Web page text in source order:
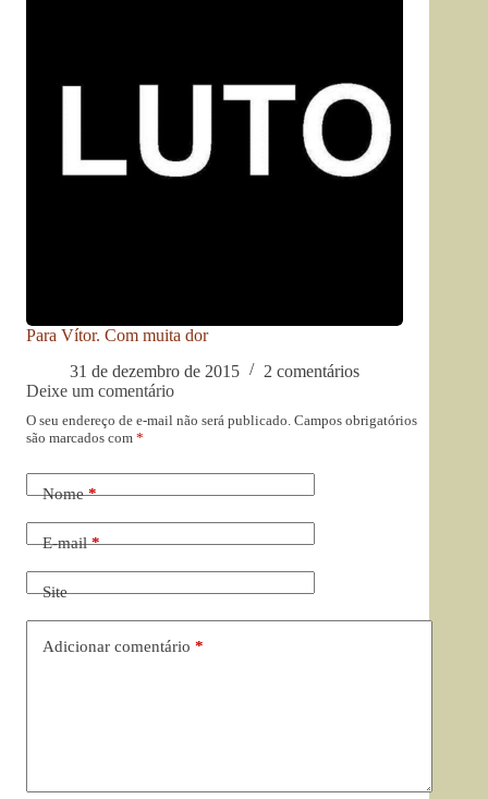
Para Vítor. Com muita dor
31 de dezembro de 2015
2 comentários
Deixe um comentário
O seu endereço de e-mail não será publicado. Campos obrigatórios
são marcados com *
Nome*
E-mail*
Site
Adicionar comentário *